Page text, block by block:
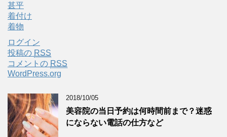
甚平
着付け
着物
ログイン
投稿の RSS
コメントの RSS
WordPress.org
2018/10/05
美容院の当日予約は何時間前まで？迷惑
にならない電話の仕方など